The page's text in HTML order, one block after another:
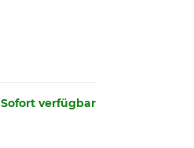
Sofort verfügbar